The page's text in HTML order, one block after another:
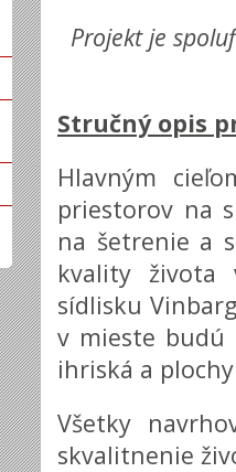
Projekt je
Stručný opis
Hlavným
priestorov na
na šetrenie a
kvality života
sídlisku
v mieste budú
ihriská a
Všetky
skvalitnenie